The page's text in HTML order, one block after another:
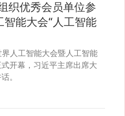
Consumption Index,
发布的是“中国住宿业消费
织优秀会员单位参
能大会“人工智能
人工智能大会暨人工智能
开幕，习近平主席出席大
。